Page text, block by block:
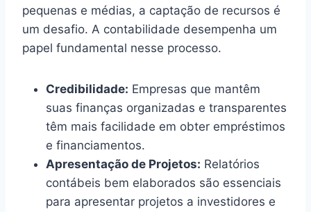
pequenas e médias, a captação de recursos é
um desafio. A contabilidade desempenha um
papel fundamental nesse processo.
Credibilidade: Empresas que mantêm
suas finanças organizadas e transparentes
têm mais facilidade em obter empréstimos
e financiamentos.
Apresentação de Projetos: Relatórios
contábeis bem elaborados são essenciais
para apresentar projetos a investidores e